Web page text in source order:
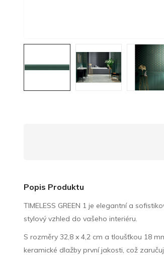
Popis Produktu
TIMELESS GREEN 1 je elegantní a
stylový vzhled do vašeho interiéru.
S rozměry 32,8 x 4,2 cm a tloušťkou 18
keramické dlažby první jakosti, což